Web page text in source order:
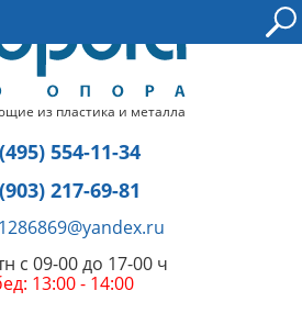
из пластика и металла
554-11-34
217-69-81
с 09-00 до 17-00 ч
13:00 - 14:00